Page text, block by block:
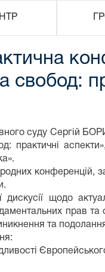
свобод:
суду Сергій
практичні
конференцій,
щодо
прав
та